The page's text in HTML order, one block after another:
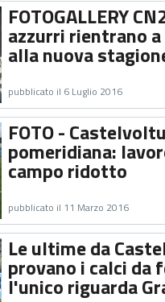
FOTOGALLERY
azzurri rientrano
alla nuova
pubblicato il 6 Luglio 2016
FOTO -
pomeridiana:
campo ridotto
pubblicato il 11 Marzo 2016
Le ultime da
provano i calci da
l'unico riguarda